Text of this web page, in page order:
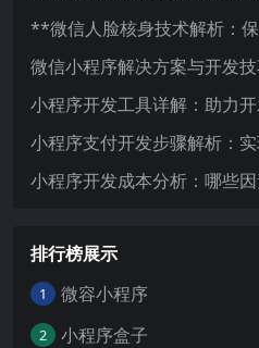
**微信人脸核身技术解析：
微信小程序解决方案与开发
小程序开发工具详解：助力
小程序支付开发步骤解析：
小程序开发成本分析：哪些
排行榜展示
1 微容小程序
2 小程序盒子